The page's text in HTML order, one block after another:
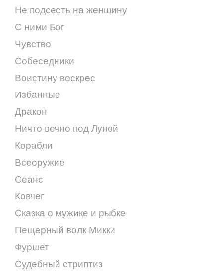
Не подсесть на женщину
С ними Бог
Чувство
Собеседники
Воистину воскрес
Избанные
Дракон
Ничто вечно под Луной
Корабли
Всеоружие
Сеанс
Ковчег
Сказка о мужике и рыбке
Пещерный волк Микки
Фуршет
Судебный стриптиз